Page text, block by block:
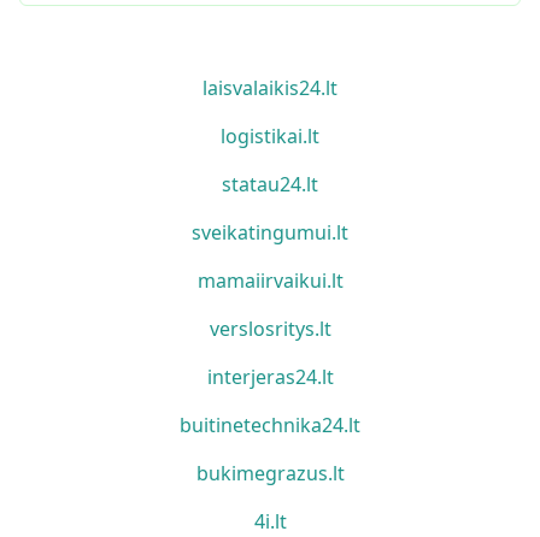
laisvalaikis24.lt
logistikai.lt
statau24.lt
sveikatingumui.lt
mamaiirvaikui.lt
verslosritys.lt
interjeras24.lt
buitinetechnika24.lt
bukimegrazus.lt
4i.lt